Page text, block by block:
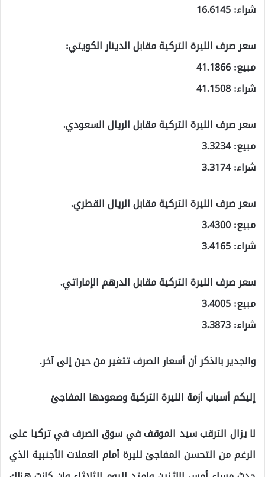
شراء: 16.6145
سعر صرف الليرة التركية مقابل الدينار الكويتي:
مبيع: 41.1866
شراء: 41.1508
سعر صرف الليرة التركية مقابل الريال السعودي.
مبيع: 3.3234
شراء: 3.3174
سعر صرف الليرة التركية مقابل الريال القطري.
مبيع: 3.4300
شراء: 3.4165
سعر صرف الليرة التركية مقابل الدرهم الإماراتي.
مبيع: 3.4005
شراء: 3.3873
والجدير بالذكر أن أسعار الصرف تتغير من حين إلى آخر.
إليكم أسباب أزمة الليرة التركية وصعودها المفاجئ
لا يزال الترقب سيد الموقف في سوق الصرف في تركيا على
الرغم من التحسن المفاجئ لليرة أمام العملات الأجنبية الذي